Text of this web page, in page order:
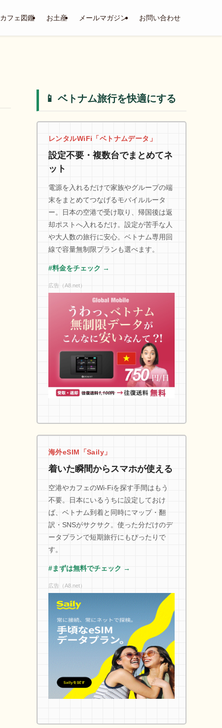
カフェ図鑑 お土産 メールマガジン お問い合わせ
📱 ベトナム旅行を快適にする
レンタルWiFi「ベトナムデータ」
設定不要・複数台でまとめてネ
ット
電源を入れるだけで家族やグループの端
末をまとめてつなげるモバイルルータ
ー。日本の空港で受け取り、帰国後は返
却ポストへ入れるだけ。設定が苦手な人
や大人数の旅行に安心。ベトナム専用回
線で容量無制限プランも選べます。
#料金をチェック →
広告（A8.net）
海外eSIM「Saily」
着いた瞬間からスマホが使える
空港やカフェのWi-Fiを探す手間はもう
不要。日本にいるうちに設定しておけ
ば、ベトナム到着と同時にマップ・翻
訳・SNSがサクサク。使った分だけのデ
ータプランで短期旅行にもぴったりで
す。
#まずは無料でチェック →
広告（A8.net）